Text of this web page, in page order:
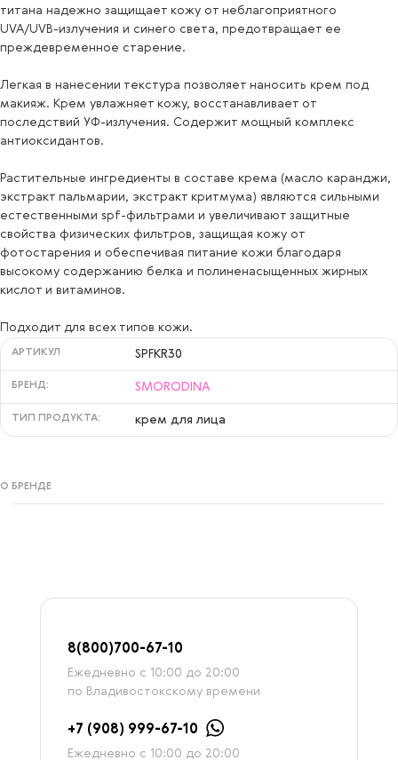
титана надежно защищает кожу от неблагоприятного
UVA/UVB-излучения и синего света, предотвращает ее
преждевременное старение.
Легкая в нанесении текстура позволяет наносить крем под
макияж. Крем увлажняет кожу, восстанавливает от
последствий УФ-излучения. Содержит мощный комплекс
антиоксидантов.
Растительные ингредиенты в составе крема (масло каранджи,
экстракт пальмарии, экстракт критмума) являются сильными
естественными spf-фильтрами и увеличивают защитные
свойства физических фильтров, защищая кожу от
фотостарения и обеспечивая питание кожи благодаря
высокому содержанию белка и полиненасыщенных жирных
кислот и витаминов.
Подходит для всех типов кожи.
АРТИКУЛ SPFKR30
БРЕНД: SMORODINA
ТИП ПРОДУКТА: крем для лица
О БРЕНДЕ
8(800)700-67-10
Ежедневно с 10:00 до 20:00
по Владивостокскому времени
+7 (908) 999-67-10
Ежедневно с 10:00 до 20:00